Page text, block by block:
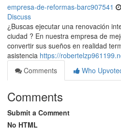
empresa-de-reformas-barc907541
Discuss
¿Buscas ejecutar una renovación
ciudad ? En nuestra empresa de
convertir sus sueños en realidad
asistencia https://
Comments
Who
Comments
Submit a Comment
No HTML